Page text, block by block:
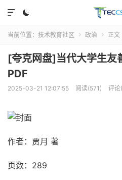


当前位置： 技术教育社区  政治  正文
[夸克网盘]当代大学生友
PDF
2025-03-21 12:07:55 阅读(571) 评论
作者：贾月 著
页数：289